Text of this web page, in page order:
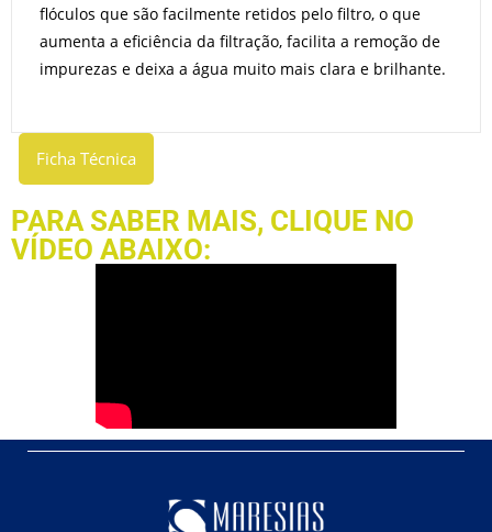
flóculos que são facilmente retidos pelo filtro, o que
aumenta a eficiência da filtração, facilita a remoção de
impurezas e deixa a água muito mais clara e brilhante.
100.000L 150g
333.333L 500g
Ficha Técnica
PARA SABER MAIS, CLIQUE NO
VÍDEO ABAIXO: